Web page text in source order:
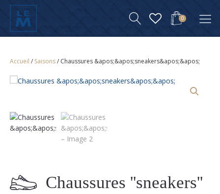
0
Accueil / Saisons/ Chaussures &apos;&apos;sneakers&apos;&apos;
Chaussures ''sneakers''